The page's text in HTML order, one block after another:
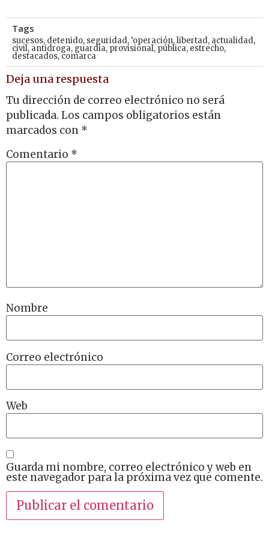
Tags
sucesos, detenido, seguridad, ‘operación,libertad, actualidad,
civil, antidroga, guardia, provisional, pública, estrecho,
destacados,comarca
Deja una respuesta
Tu dirección de correo electrónico no será
publicada. Los campos obligatorios están
marcados con *
Comentario *
Nombre
Correo electrónico
Web
Guarda mi nombre, correo electrónico y web en
este navegador para la próxima vez que comente.